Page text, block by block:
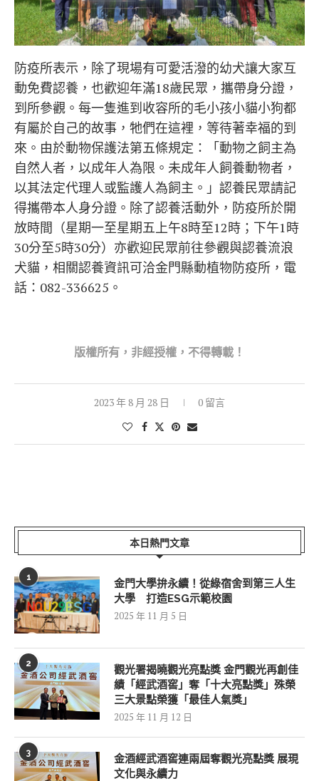
防疫所表示，除了現場有可愛活潑的幼犬讓大家互
動免費認養，也歡迎年滿18歲民眾，攜帶身分證，
到所參觀。每一隻進到收容所的毛小孩小貓小狗都
有屬於自己的故事，牠們在這裡，等待著幸福的到
來。由於動物保護法第五條規定：「動物之飼主為
自然人者，以成年人為限。未成年人飼養動物者，
以其法定代理人或監護人為飼主。」認養民眾請記
得攜帶本人身分證。除了認養活動外，防疫所於開
放時間（星期一至星期五上午8時至12時；下午1時
30分至5時30分）亦歡迎民眾前往參觀與認養流浪
犬貓，相關認養資訊可洽金門縣動植物防疫所，電
話：082-336625。
版權所有，非經授權，不得轉載！
2023 年 8 月 28 日 0 留言
本日熱門文章
1
金門大學拚永續！從綠宿舍到第三人生
大學 打造ESG示範校園
2025 年 11 月 5 日
2
觀光署揭曉觀光亮點獎 金門觀光再創佳
績「經武酒窖」奪「十大亮點獎」殊榮
三大景點榮獲「最佳人氣獎」
2025 年 11 月 12 日
3
金酒經武酒窖連兩屆奪觀光亮點獎 展現
文化與永續力